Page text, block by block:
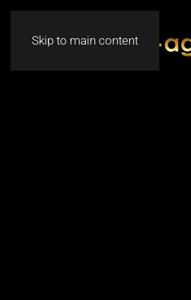
Skip to main content